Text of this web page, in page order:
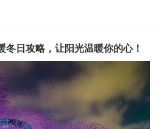
冬日攻略，让阳光温暖你的心！